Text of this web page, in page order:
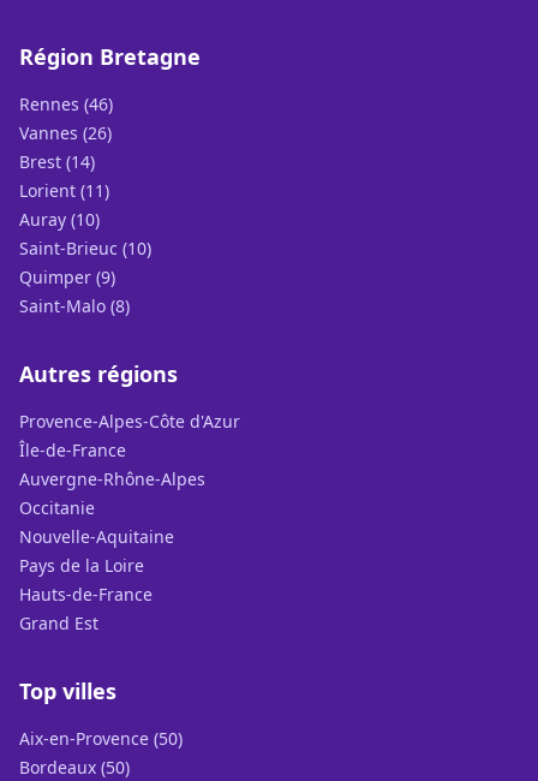
Région Bretagne
Rennes (46)
Vannes (26)
Brest (14)
Lorient (11)
Auray (10)
Saint-Brieuc (10)
Quimper (9)
Saint-Malo (8)
Autres régions
Provence-Alpes-Côte d'Azur
Île-de-France
Auvergne-Rhône-Alpes
Occitanie
Nouvelle-Aquitaine
Pays de la Loire
Hauts-de-France
Grand Est
Top villes
Aix-en-Provence (50)
Bordeaux (50)